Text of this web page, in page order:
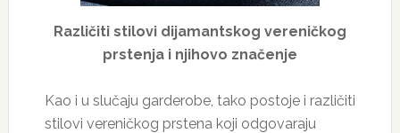
Različiti stilovi dijamantskog vereničkog
prstenja i njihovo značenje
Kao i u slučaju garderobe, tako postoje i različiti
stilovi vereničkog prstena koji odgovaraju